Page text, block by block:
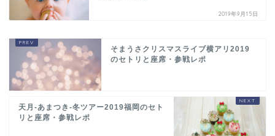
2019年9月15日
そまうさクリスマスライブ横アリ2019
のセトリと座席・参戦レポ
天月-あまつき-冬ツアー2019福岡のセト
リと座席・参戦レポ